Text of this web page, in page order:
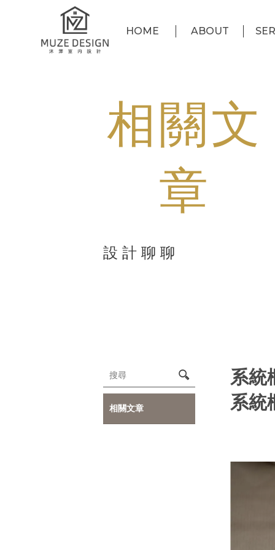
HOME ABOUT
相關文
章
相關文章
系統
系統